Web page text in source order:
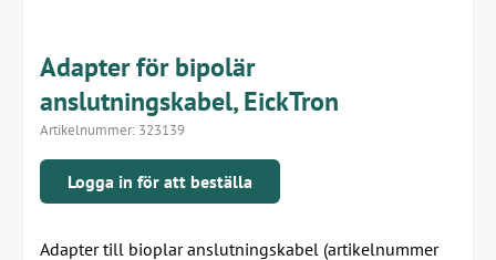
Adapter för bipolär
anslutningskabel, EickTron
Artikelnummer: 323139
Logga in för att beställa
Adapter till bioplar anslutningskabel (artikelnummer